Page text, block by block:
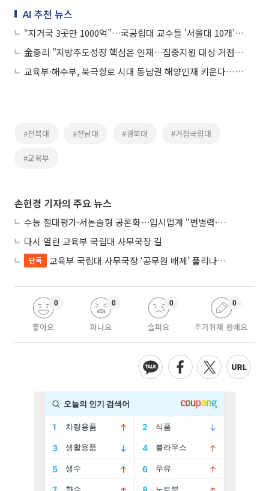
AI 추천 뉴스
“지거국 3곳만 1000억”…국공립대 교수들 '서울대 10개' 반발
金총리 "지방주도성장 핵심은 인재…집중지원 대상 거점국립대 3곳 선정 중요"
교육부·해수부, 북극항로 시대 동남권 해양인재 키운다…1200억 지원
#전북대 #전남대 #경북대 #거점국립대
#교육부
손현경 기자의 주요 뉴스
수능 절대평가·서논술형 공론화⋯입시업계 “변별력·사교육 대책 먼저”
다시 열린 교육부 국립대 사무국장 길
단독 교육부 국립대 사무국장 ‘공무원 배제’ 풀리나…응시자격 다시 열렸다
좋아요
0
화나요
0
슬퍼요
0
추가취재 원해요
0